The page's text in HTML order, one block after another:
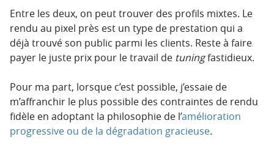
Entre les deux, on peut trouver des profils mixtes. Le
rendu au pixel près est un type de prestation qui a
déjà trouvé son public parmi les clients. Reste à faire
payer le juste prix pour le travail de tuningfastidieux.
Pour ma part, lorsque c’est possible, j’essaie de
m’affranchir le plus possible des contraintes de rendu
fidèle en adoptant la philosophie de l’amélioration
progressive ou de la dégradation gracieuse.